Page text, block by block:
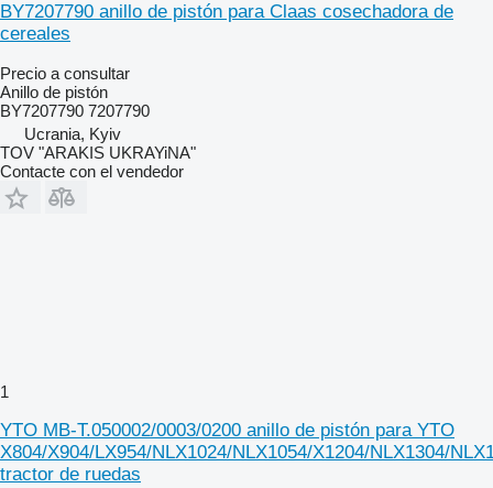
BY7207790 anillo de pistón para Claas cosechadora de
cereales
Precio a consultar
Anillo de pistón
BY7207790 7207790
Ucrania, Kyiv
TOV "ARAKIS UKRAYiNA"
Contacte con el vendedor
1
YTO MB-T.050002/0003/0200 anillo de pistón para YTO
X804/X904/LX954/NLX1024/NLX1054/X1204/NLX1304/
tractor de ruedas